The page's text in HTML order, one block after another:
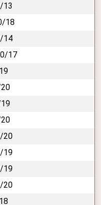
13
18
14
17
20
19
19
20